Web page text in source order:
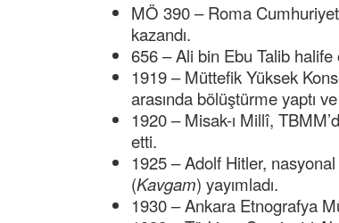
MÖ 390 – Roma
kazandı.
656 – Ali bin Ebu Talib halife
1919 – Müttefik Yüksek
arasında bölüştürme yaptı
1920 – Misak-ı Millî,
etti.
1925 – Adolf Hitler, nasyonal
(Kavgam) yayımladı.
1930 – Ankara Etnografya